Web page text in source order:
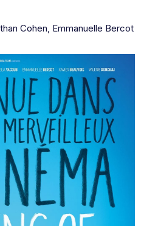
Cohen, Emmanuelle Bercot